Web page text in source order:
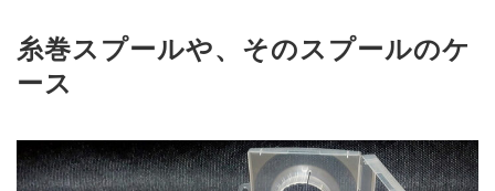
糸巻スプールや、そのスプールのケ
ース